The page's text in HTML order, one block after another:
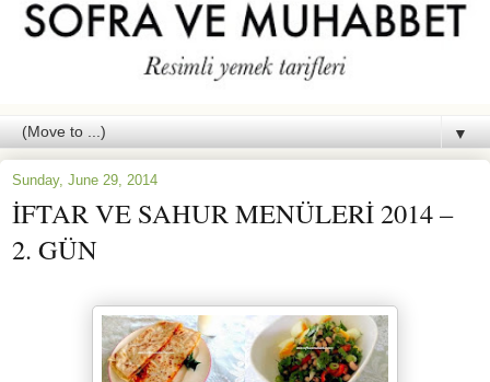
▼
Sunday, June 29, 2014
İFTAR VE SAHUR MENÜLERİ 2014 –
2. GÜN